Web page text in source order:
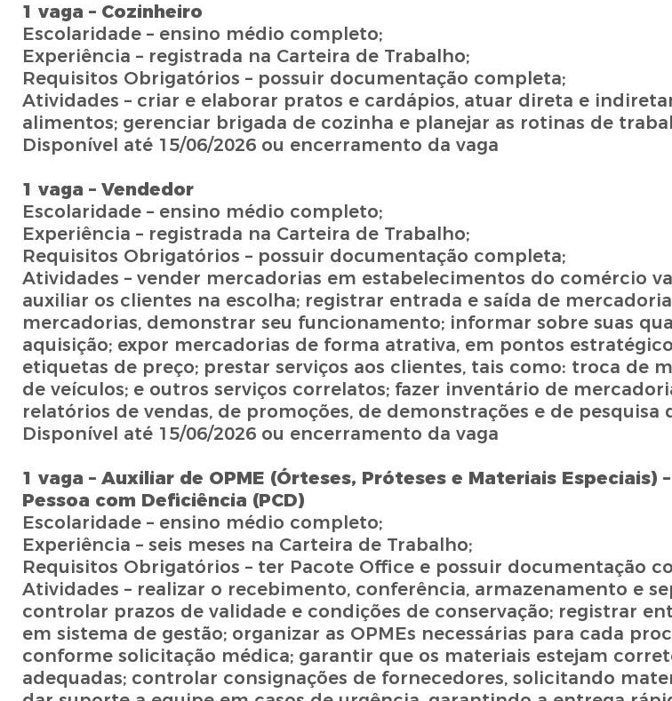
1 vaga – Cozinheiro
Escolaridade – ensino médio completo;
Experiência – registrada na Carteira de Trabalho;
Requisitos Obrigatórios – possuir documentação completa;
Atividades – criar e elaborar pratos e cardápios, atuar direta e
alimentos; gerenciar brigada de cozinha e planejar as rotinas de
Disponível até 15/06/2026 ou encerramento da vaga
1 vaga – Vendedor
Escolaridade – ensino médio completo;
Experiência – registrada na Carteira de Trabalho;
Requisitos Obrigatórios – possuir documentação completa;
Atividades – vender mercadorias em estabelecimentos do comércio
auxiliar os clientes na escolha; registrar entrada e saída de
mercadorias, demonstrar seu funcionamento; informar sobre suas
aquisição; expor mercadorias de forma atrativa, em pontos
etiquetas de preço; prestar serviços aos clientes, tais como: troca de
de veículos; e outros serviços correlatos; fazer inventário de
relatórios de vendas, de promoções, de demonstrações e de pesquisa
Disponível até 15/06/2026 ou encerramento da vaga
1 vaga – Auxiliar de OPME (Órteses, Próteses e Materiais Especiais)
Pessoa com Deficiência (PCD)
Escolaridade – ensino médio completo;
Experiência – seis meses na Carteira de Trabalho;
Requisitos Obrigatórios – ter Pacote Office e possuir documentação
Atividades – realizar o recebimento, conferência, armazenamento e
controlar prazos de validade e condições de conservação; registrar
em sistema de gestão; organizar as OPMEs necessárias para cada
conforme solicitação médica; garantir que os materiais estejam
adequadas; controlar consignações de fornecedores, solicitando